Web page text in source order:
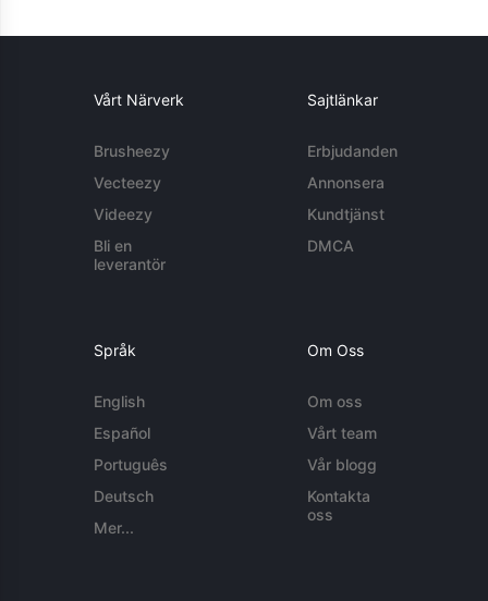
Vårt Närverk
Brusheezy
Vecteezy
Videezy
Bli en
leverantör
Sajtlänkar
Erbjudanden
Annonsera
Kundtjänst
DMCA
Språk
English
Español
Português
Deutsch
Mer...
Om Oss
Om oss
Vårt team
Vår blogg
Kontakta
oss